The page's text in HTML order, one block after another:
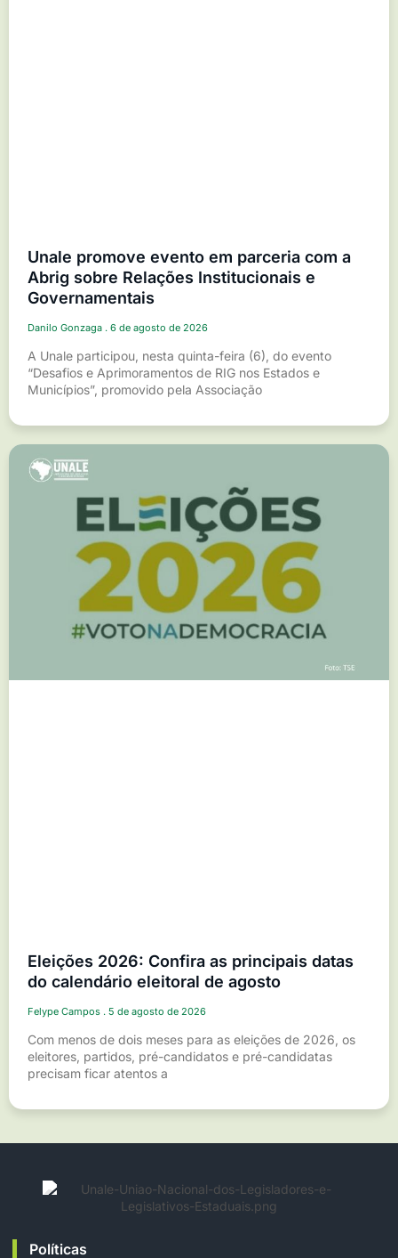
Unale promove evento em parceria com a
Abrig sobre Relações Institucionais e
Governamentais
Danilo Gonzaga 6 de agosto de 2026
A Unale participou, nesta quinta-feira (6), do evento
“Desafios e Aprimoramentos de RIG nos Estados e
Municípios”, promovido pela Associação
Eleições 2026: Confira as principais datas
do calendário eleitoral de agosto
Felype Campos 5 de agosto de 2026
Com menos de dois meses para as eleições de 2026, os
eleitores, partidos, pré-candidatos e pré-candidatas
precisam ficar atentos a
Políticas